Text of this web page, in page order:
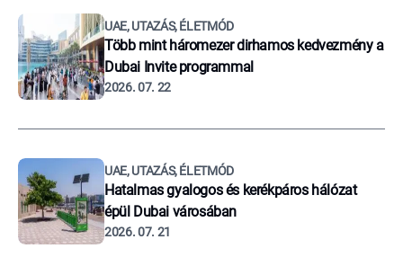
UAE, UTAZÁS, ÉLETMÓD
Több mint háromezer dirhamos kedvezmény a
Dubai Invite programmal
2026. 07. 22
UAE, UTAZÁS, ÉLETMÓD
Hatalmas gyalogos és kerékpáros hálózat
épül Dubai városában
2026. 07. 21